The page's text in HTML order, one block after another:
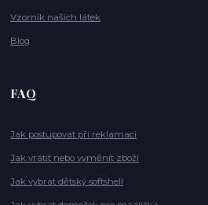
Vzorník našich látek
Blog
FAQ
Jak postupovat při reklamaci
Jak vrátit nebo vyměnit zboží
Jak vybrat dětský softshell